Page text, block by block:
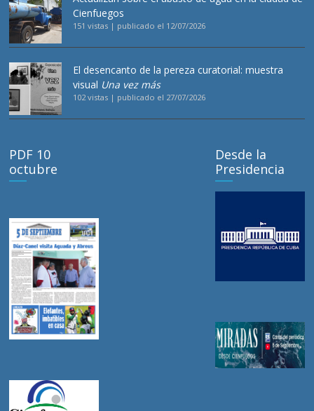
Cienfuegos
151 vistas | publicado el 12/07/2026
El desencanto de la pereza curatorial: muestra
visual Una vez más
102 vistas | publicado el 27/07/2026
PDF 10
octubre
Desde la
Presidencia